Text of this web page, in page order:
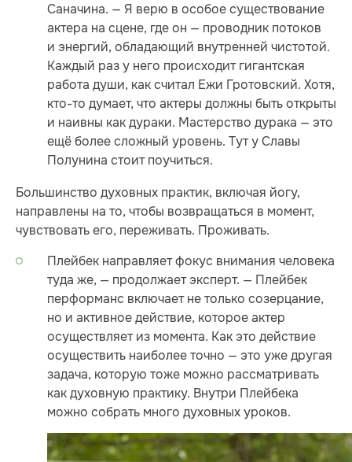
Саначина. — Я верю в особое существование
актера на сцене, где он — проводник потоков
и энергий, обладающий внутренней чистотой.
Каждый раз у него происходит гигантская
работа души, как считал Ежи Гротовский. Хотя,
кто-то думает, что актеры должны быть открыты
и наивны как дураки. Мастерство дурака — это
ещё более сложный уровень. Тут у Славы
Полунина стоит поучиться.
Большинство духовных практик, включая йогу,
направлены на то, чтобы возвращаться в момент,
чувствовать его, переживать. Проживать.
Плейбек направляет фокус внимания человека
туда же, — продолжает эксперт. — Плейбек
перформанс включает не только созерцание,
но и активное действие, которое актер
осуществляет из момента. Как это действие
осуществить наиболее точно — это уже другая
задача, которую тоже можно рассматривать
как духовную практику. Внутри Плейбека
можно собрать много духовных уроков.